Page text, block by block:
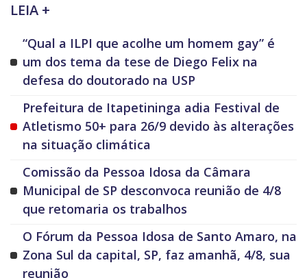
LEIA +
“Qual a ILPI que acolhe um homem gay” é
um dos tema da tese de Diego Felix na
defesa do doutorado na USP
Prefeitura de Itapetininga adia Festival de
Atletismo 50+ para 26/9 devido às alterações
na situação climática
Comissão da Pessoa Idosa da Câmara
Municipal de SP desconvoca reunião de 4/8
que retomaria os trabalhos
O Fórum da Pessoa Idosa de Santo Amaro, na
Zona Sul da capital, SP, faz amanhã, 4/8, sua
reunião